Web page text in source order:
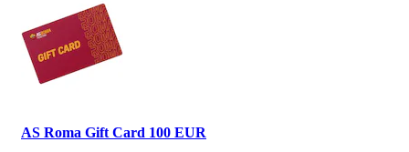
AS Roma Gift Card 100 EUR